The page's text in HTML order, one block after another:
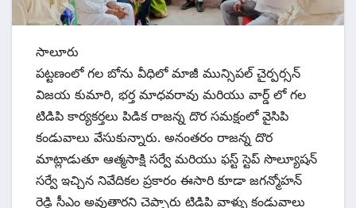
సాలూరు
పట్టణంలో గల బోను వీధిలో మాజీ మున్సిపల్ చైర్పర్సన్
విజయ కుమారి, భర్త మాధవరావు మరియు వార్డ్ లో గల
టిడిపి కార్యకర్తలు పిడిక రాజన్న దొర సమక్షంలో వైసిపి
కండువాలు వేసుకున్నారు. అనంతరం రాజన్న దొర
మాట్లాడుతూ ఆత్మసాక్షి సర్వే మరియు ఫస్ట్ స్టెప్ సొల్యూషన్
సర్వే ఇచ్చిన నివేదికల ప్రకారం ఈసారి కూడా జగన్మోహన్
రెడ్డి సీఎం అవుతారని చెప్పారు టిడిపి వాళ్ళు కండువాలు